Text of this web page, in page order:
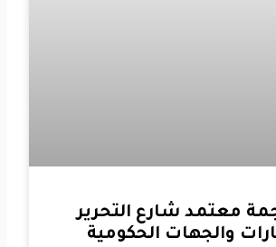
معتمد شارع التحرير
والجهات الحكومية